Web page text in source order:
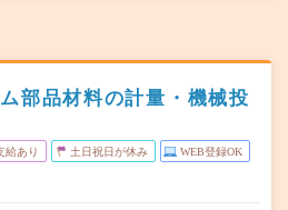
部品材料の計量・機械投
給あり 土日祝日が休み WEB登録OK